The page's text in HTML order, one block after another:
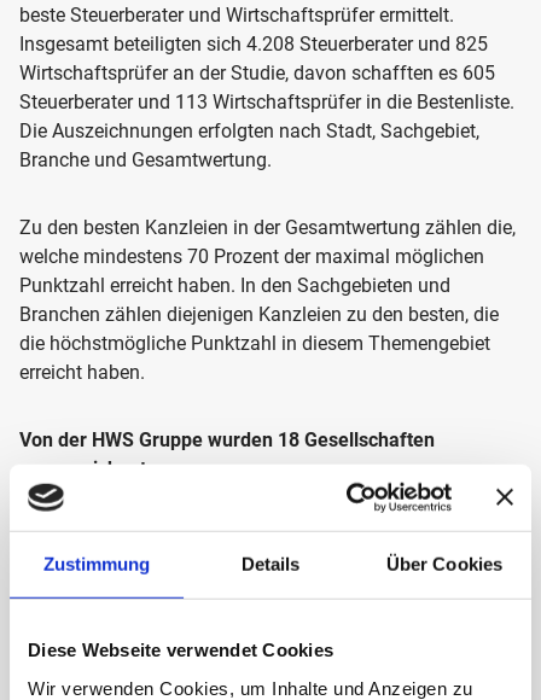
Zustimmung Details Über Cookies
Diese Webseite verwendet Cookies
Wir verwenden Cookies, um Inhalte und Anzeigen zu
beste Steuerberater und Wirtschaftsprüfer ermittelt.
Insgesamt beteiligten sich 4.208 Steuerberater und 825
Wirtschaftsprüfer an der Studie, davon schafften es 605
Steuerberater und 113 Wirtschaftsprüfer in die Bestenliste.
Die Auszeichnungen erfolgten nach Stadt, Sachgebiet,
Branche und Gesamtwertung.
Zu den besten Kanzleien in der Gesamtwertung zählen die,
welche mindestens 70 Prozent der maximal möglichen
Punktzahl erreicht haben. In den Sachgebieten und
Branchen zählen diejenigen Kanzleien zu den besten, die
die höchstmögliche Punktzahl in diesem Themengebiet
erreicht haben.
Von der HWS Gruppe wurden 18 Gesellschaften
ausgezeichnet.